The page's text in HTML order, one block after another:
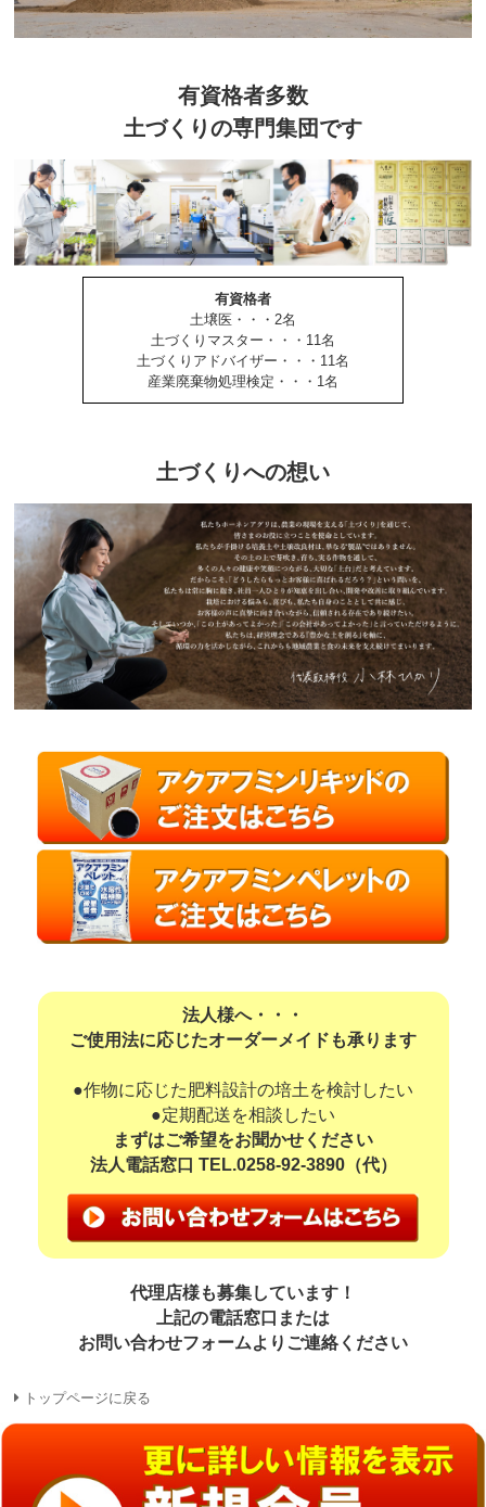
有資格者多数
土づくりの専門集団です
有資格者
土壌医・・・2名
土づくりマスター・・・11名
土づくりアドバイザー・・・11名
産業廃棄物処理検定・・・1名
土づくりへの想い
法人様へ・・・
ご使用法に応じたオーダーメイドも承ります
●作物に応じた肥料設計の培土を検討したい
●定期配送を相談したい
まずはご希望をお聞かせください
法人電話窓口 TEL.0258-92-3890（代）
代理店様も募集しています！
上記の電話窓口または
お問い合わせフォームよりご連絡ください
トップページに戻る